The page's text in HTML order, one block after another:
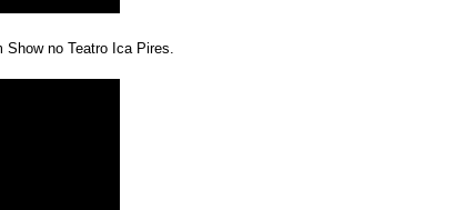
Show no Teatro Ica Pires.